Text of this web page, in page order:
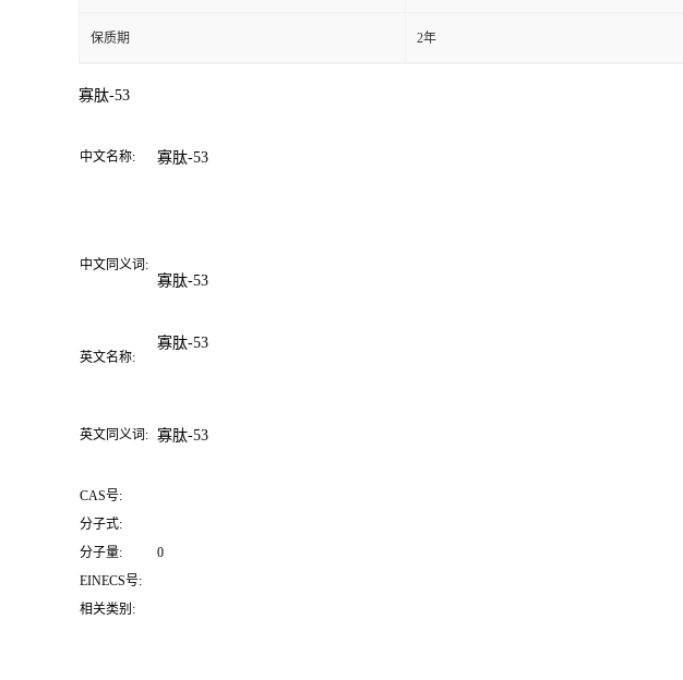
保质期 2年
寡肽-53
中文名称: 寡肽-53
中文同义词:
寡肽-53
英文名称:
寡肽-53
英文同义词: 寡肽-53
CAS号:
分子式:
分子量:
0
EINECS号:
相关类别: